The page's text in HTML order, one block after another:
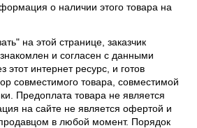
о наличии этого товара на
на этой странице, заказчик
и согласен с данными
этот интернет ресурс, и готов
совместимого товара, совместимой
Предоплата товара не является
на сайте не является офертой и
в любой момент. Порядок